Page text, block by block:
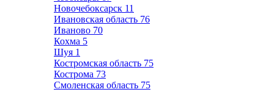
Новочебоксарск 11
Ивановская область 76
Иваново 70
Кохма 5
Шуя 1
Костромская область 75
Кострома 73
Смоленская область 75